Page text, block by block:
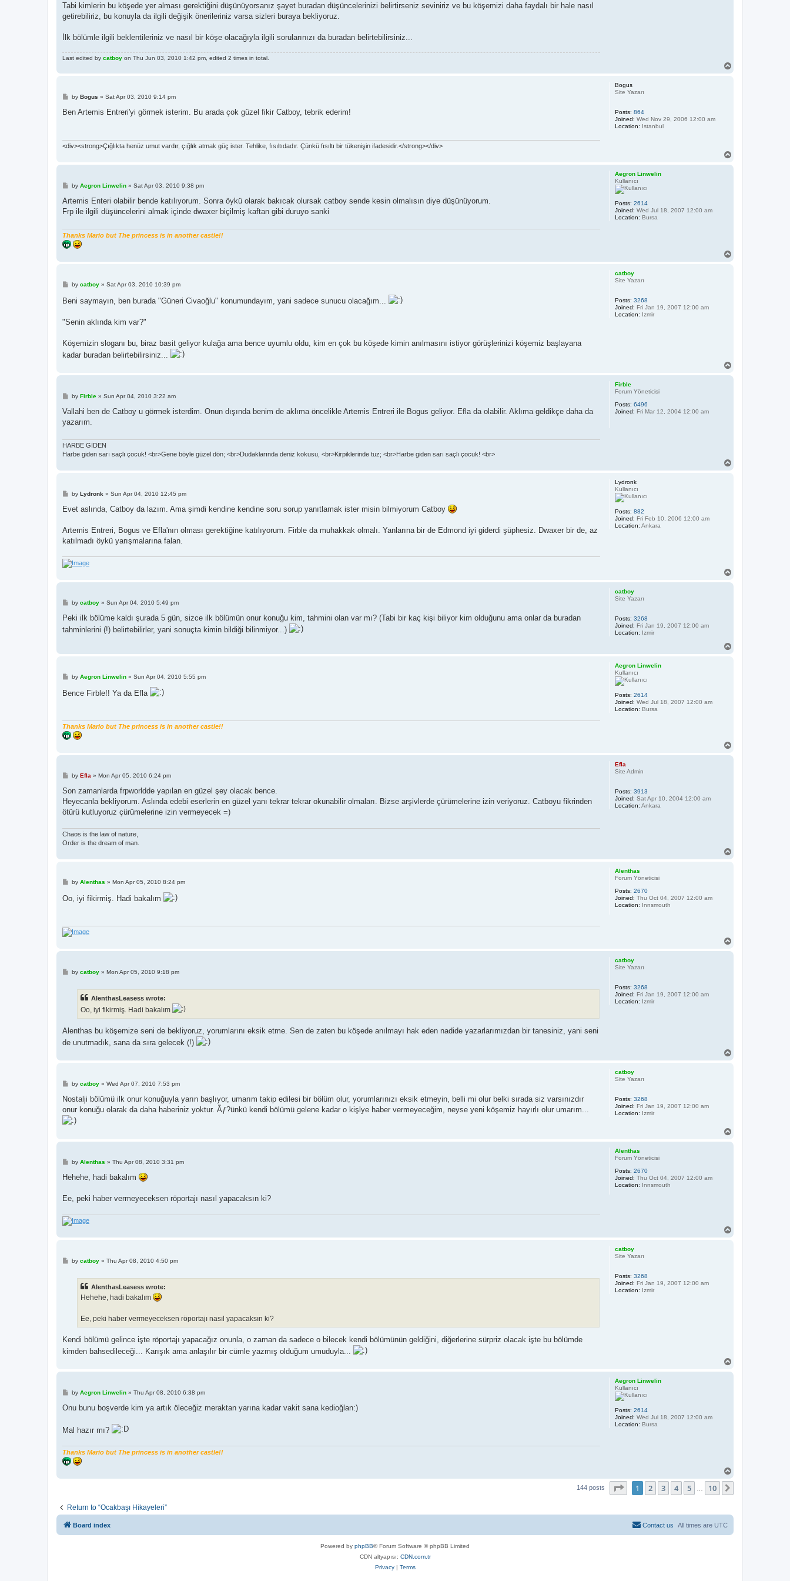
Tabi kimlerin bu köşede yer alması gerektiğini düşünüyorsanız şayet buradan düşüncelerinizi belirtirseniz seviniriz ve bu köşemizi daha faydalı bir hale nasıl
getirebiliriz, bu konuyla da ilgili değişik önerileriniz varsa sizleri buraya bekliyoruz.
İlk bölümle ilgili beklentileriniz ve nasıl bir köşe olacağıyla ilgili sorularınızı da buradan belirtebilirsiniz...
Last edited by catboy on Thu Jun 03, 2010 1:42 pm, edited 2 times in total.
Bogus
Site Yazarı
Posts: 864
Joined: Wed Nov 29, 2006 12:00 am
Location: Istanbul
P
s
by Bogus » Sat Apr 03, 2010 9:14 pm
Ben Artemis Entreri'yi görmek isterim. Bu arada çok güzel fikir Catboy, tebrik ederim!
<div><strong>Çığlıkta henüz umut vardır, çığlık atmak güç ister. Tehlike, fısıltıdadır. Çünkü fısıltı bir tükenişin ifadesidir.</strong></div>
Aegron Linwelin
Kullanıcı
Posts: 2614
Joined: Wed Jul 18, 2007 12:00 am
Location: Bursa
P
s
by Aegron Linwelin» Sat Apr 03, 2010 9:38 pm
Artemis Enteri olabilir bende katılıyorum. Sonra öykü olarak bakıcak olursak catboy sende kesin olmalısın diye düşünüyorum.
Frp ile ilgili düşüncelerini almak içinde dwaxer biçilmiş kaftan gibi duruyo sanki
Thanks Mario but The princess is in another castle!!
catboy
Site Yazarı
Posts: 3268
Joined: Fri Jan 19, 2007 12:00 am
Location: Izmir
P
t
by catboy» Sat Apr 03, 2010 10:39 pm
Beni saymayın, ben burada "Güneri Civaoğlu" konumundayım, yani sadece sunucu olacağım...
"Senin aklında kim var?"
Köşemizin sloganı bu, biraz basit geliyor kulağa ama bence uyumlu oldu, kim en çok bu köşede kimin anılmasını istiyor görüşlerinizi köşemiz başlayana
kadar buradan belirtebilirsiniz...
Firble
Forum Yöneticisi
Posts: 6496
Joined: Fri Mar 12, 2004 12:00 am
P
s
by Firble» Sun Apr 04, 2010 3:22 am
Vallahi ben de Catboy u görmek isterdim. Onun dışında benim de aklıma öncelikle Artemis Entreri ile Bogus geliyor. Efla da olabilir. Aklıma geldikçe daha da
yazarım.
HARBE GİDEN
Harbe giden sarı saçlı çocuk! <br>Gene böyle güzel dön; <br>Dudaklarında deniz kokusu, <br>Kirpiklerinde tuz; <br>Harbe giden sarı saçlı çocuk! <br>
Lydronk
Kullanıcı
Posts: 882
Joined: Fri Feb 10, 2006 12:00 am
Location: Ankara
P
s
by Lydronk » Sun Apr 04, 2010 12:45 pm
Evet aslında, Catboy da lazım. Ama şimdi kendine kendine soru sorup yanıtlamak ister misin bilmiyorum Catboy
Artemis Entreri, Bogus ve Efla'nın olması gerektiğine katılıyorum. Firble da muhakkak olmalı. Yanlarına bir de Edmond iyi giderdi şüphesiz. Dwaxer bir de, az
katılmadı öykü yarışmalarına falan.
catboy
Site Yazarı
Posts: 3268
Joined: Fri Jan 19, 2007 12:00 am
Location: Izmir
P
s
by catboy» Sun Apr 04, 2010 5:49 pm
Peki ilk bölüme kaldı şurada 5 gün, sizce ilk bölümün onur konuğu kim, tahmini olan var mı? (Tabi bir kaç kişi biliyor kim olduğunu ama onlar da buradan
tahminlerini (!) belirtebilirler, yani sonuçta kimin bildiği bilinmiyor...)
Aegron Linwelin
Kullanıcı
Posts: 2614
Joined: Wed Jul 18, 2007 12:00 am
Location: Bursa
P
t
by Aegron Linwelin» Sun Apr 04, 2010 5:55 pm
Bence Firble!! Ya da Efla
Thanks Mario but The princess is in another castle!!
Efla
Site Admin
Posts: 3913
Joined: Sat Apr 10, 2004 12:00 am
Location: Ankara
P
s
by Efla » Mon Apr 05, 2010 6:24 pm
Son zamanlarda frpworldde yapılan en güzel şey olacak bence.
Heyecanla bekliyorum. Aslında edebi eserlerin en güzel yanı tekrar tekrar okunabilir olmaları. Bizse arşivlerde çürümelerine izin veriyoruz. Catboyu fikrinden
ötürü kutluyoruz çürümelerine izin vermeyecek =)
Chaos is the law of nature,
Order is the dream of man.
Alenthas
Forum Yöneticisi
Posts: 2670
Joined: Thu Oct 04, 2007 12:00 am
Location: Innsmouth
P
s
t
by Alenthas » Mon Apr 05, 2010 8:24 pm
Oo, iyi fikirmiş. Hadi bakalım
catboy
Site Yazarı
Posts: 3268
Joined: Fri Jan 19, 2007 12:00 am
Location: Izmir
Pby catboy» Mon Apr 05, 2010 9:18 pm
AlenthasLeasess wrote:
Oo, iyi fikirmiş. Hadi bakalım
Alenthas bu köşemize seni de bekliyoruz, yorumlarını eksik etme. Sen de zaten bu köşede anılmayı hak eden nadide yazarlarımızdan bir tanesiniz, yani seni
de unutmadık, sana da sıra gelecek (!)
catboy
Site Yazarı
Posts: 3268
Joined: Fri Jan 19, 2007 12:00 am
Location: Izmir
P
s
by catboy» Wed Apr 07, 2010 7:53 pm
Nostalji bölümü ilk onur konuğuyla yarın başlıyor, umarım takip edilesi bir bölüm olur, yorumlarınızı eksik etmeyin, belli mi olur belki sırada siz varsınızdır
onur konuğu olarak da daha haberiniz yoktur. Ãƒ?ünkü kendi bölümü gelene kadar o kişlye haber vermeyeceğim, neyse yeni köşemiz hayırlı olur umarım...
Alenthas
Forum Yöneticisi
Posts: 2670
Joined: Thu Oct 04, 2007 12:00 am
Location: Innsmouth
P
s
by Alenthas » Thu Apr 08, 2010 3:31 pm
Hehehe, hadi bakalım
Ee, peki haber vermeyeceksen röportajı nasıl yapacaksın ki?
catboy
Site Yazarı
Posts: 3268
Joined: Fri Jan 19, 2007 12:00 am
Location: Izmir
Pby catboy» Thu Apr 08, 2010 4:50 pm
AlenthasLeasess wrote:
Hehehe, hadi bakalım
Ee, peki haber vermeyeceksen röportajı nasıl yapacaksın ki?
Kendi bölümü gelince işte röportajı yapacağız onunla, o zaman da sadece o bilecek kendi bölümünün geldiğini, diğerlerine sürpriz olacak işte bu bölümde
kimden bahsedileceği... Karışık ama anlaşılır bir cümle yazmış olduğum umuduyla...
Aegron Linwelin
Kullanıcı
Posts: 2614
Joined: Wed Jul 18, 2007 12:00 am
Location: Bursa
P
s
by Aegron Linwelin» Thu Apr 08, 2010 6:38 pm
Onu bunu boşverde kim ya artık öleceğiz meraktan yarına kadar vakit sana kedioğlan:)
Mal hazır mı?
Thanks Mario but The princess is in another castle!!
144 posts Page of 10
1 2 3 4 5 10
Return to “Ocakbaşı Hikayeleri”
Board index All times are UTC
Contact us
Powered by phpBB® Forum Software © phpBB Limited
CDN altyapısı: CDN.com.tr
Privacy| Terms